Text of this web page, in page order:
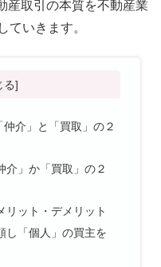
産取引の本質を不動産業
ていきます。
介」と「買取」の２
介」か「買取」の２
リット・デメリット
し「個人」の買主を